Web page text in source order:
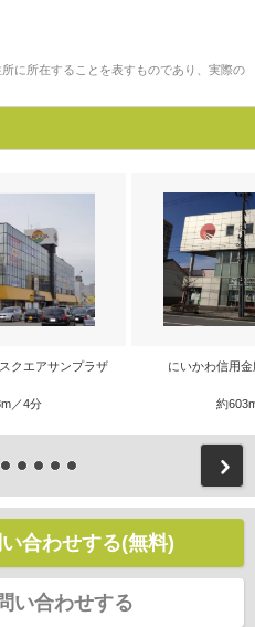
に所在することを表すものであり、実際の
クエアサンプラザ
／4分
にいかわ信用
約
合わせする(無料)
い合わせする